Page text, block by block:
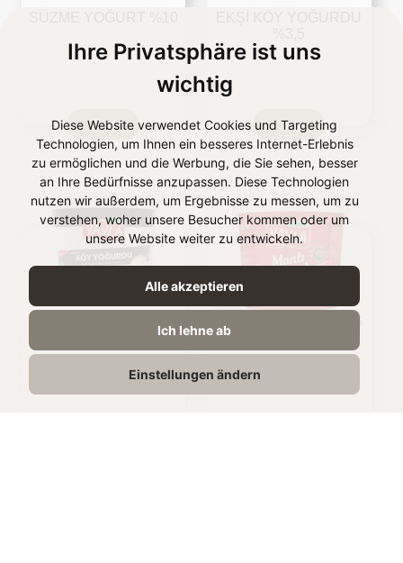
Ihre Privatsphäre ist uns
wichtig
Diese Website verwendet Cookies und Targeting
Technologien, um Ihnen ein besseres Internet-Erlebnis
zu ermöglichen und die Werbung, die Sie sehen, besser
an Ihre Bedürfnisse anzupassen. Diese Technologien
nutzen wir außerdem, um Ergebnisse zu messen, um zu
verstehen, woher unsere Besucher kommen oder um
unsere Website weiter zu entwickeln.
Alle akzeptieren
Ich lehne ab
Einstellungen ändern
5kg 1kg
EKŞİ KÖY YOĞURDU
MANTI YOĞURDU %5